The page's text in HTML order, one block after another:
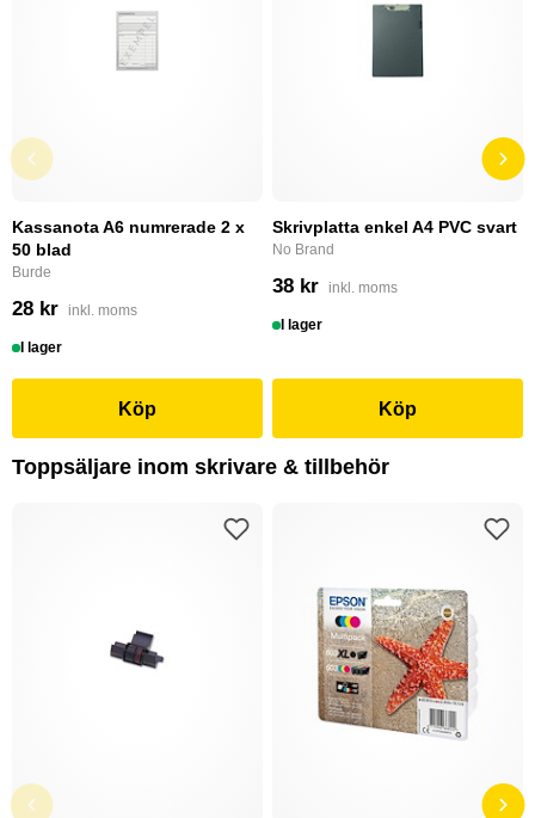
Kassanota A6 numrerade 2 x
50 blad
Burde
28 kr inkl. moms
I lager
Köp
Skrivplatta enkel A4 PVC svart
No Brand
38 kr inkl. moms
I lager
Köp
Toppsäljare inom skrivare & tillbehör